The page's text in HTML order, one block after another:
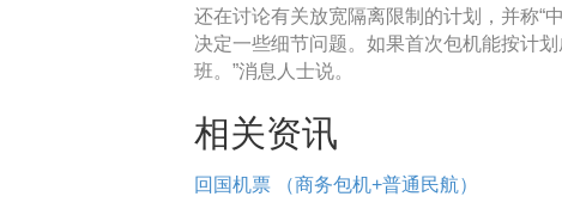
还在讨论有关放宽隔离限制的计划，并称“
决定一些细节问题。如果首次包机能按计
班。”消息人士说。
相关资讯
回国机票 （商务包机+普通民航）